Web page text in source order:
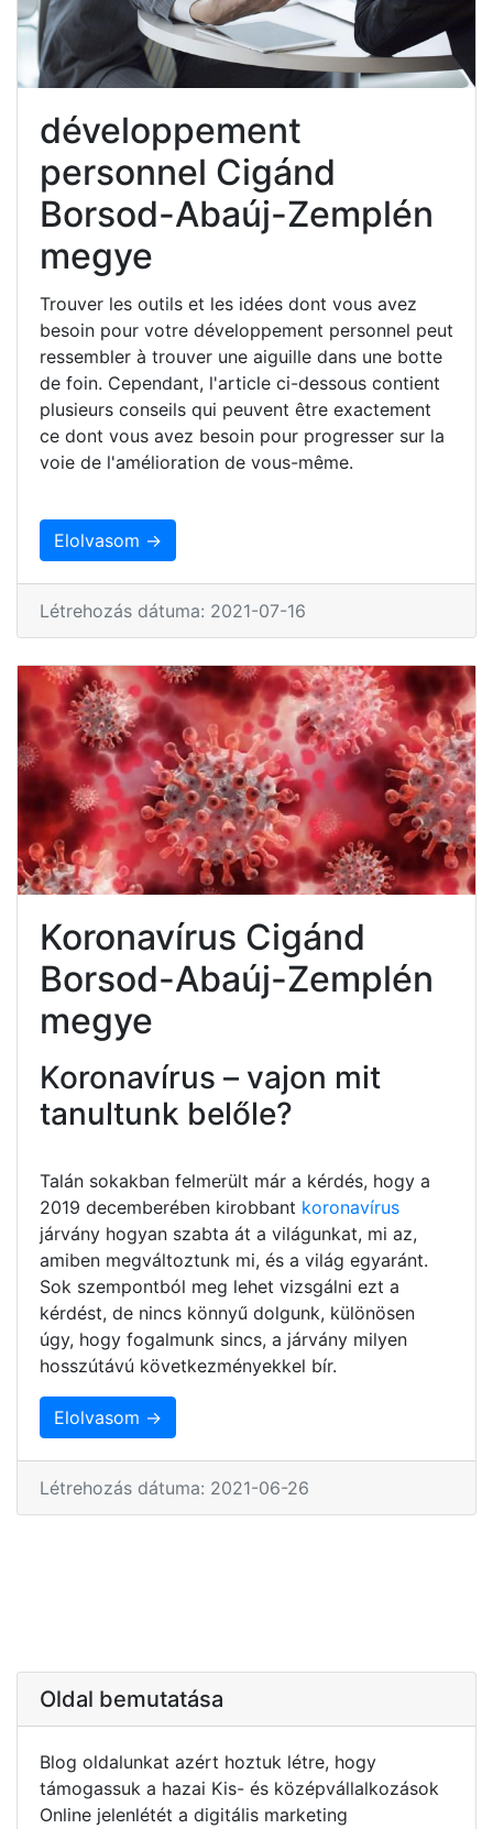
développement
personnel Cigánd
Borsod-Abaúj-Zemplén
megye
Trouver les outils et les idées dont vous avez
besoin pour votre développement personnel peut
ressembler à trouver une aiguille dans une botte
de foin. Cependant, l'article ci-dessous contient
plusieurs conseils qui peuvent être exactement
ce dont vous avez besoin pour progresser sur la
voie de l'amélioration de vous-même.
Elolvasom →
Létrehozás dátuma: 2021-07-16
Koronavírus Cigánd
Borsod-Abaúj-Zemplén
megye
Koronavírus – vajon mit
tanultunk belőle?
Talán sokakban felmerült már a kérdés, hogy a
2019 decemberében kirobbant koronavírus
járvány hogyan szabta át a világunkat, mi az,
amiben megváltoztunk mi, és a világ egyaránt.
Sok szempontból meg lehet vizsgálni ezt a
kérdést, de nincs könnyű dolgunk, különösen
úgy, hogy fogalmunk sincs, a járvány milyen
hosszútávú következményekkel bír.
Elolvasom →
Létrehozás dátuma: 2021-06-26
Oldal bemutatása
Blog oldalunkat azért hoztuk létre, hogy
támogassuk a hazai Kis- és középvállalkozások
Online jelenlétét a digitális marketing